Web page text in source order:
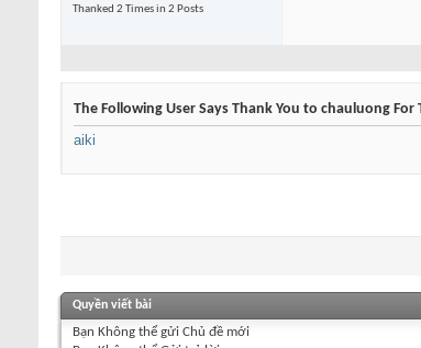
Thanked 2 Times in 2 Posts
The Following User Says Thank You to chauluong For
aiki
Quyền viết bài
Bạn Không thể gửi Chủ đề mới